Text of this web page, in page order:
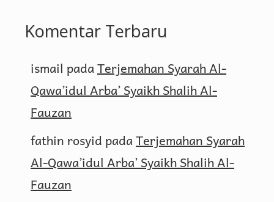
Komentar Terbaru
ismail padaTerjemahan Syarah Al-
Qawa’idul Arba’ Syaikh Shalih Al-
Fauzan
fathin rosyid padaTerjemahan Syarah
Al-Qawa’idul Arba’ Syaikh Shalih Al-
Fauzan